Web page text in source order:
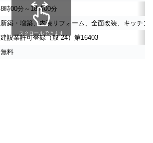
8時00分～18時00分
新築・増築、内装リフォーム、全面改装、キッチ
建設業許可登録（般-24）第16403
無料
スクロールできます